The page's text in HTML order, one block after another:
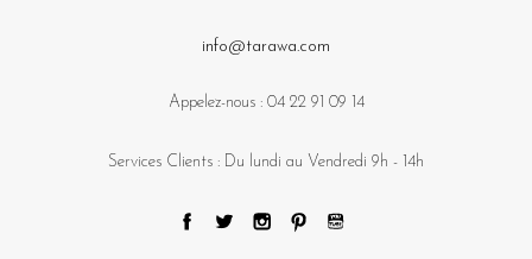
info@tarawa.com
Appelez-nous : 04 22 91 09 14
Services Clients : Du lundi au Vendredi 9h - 14h